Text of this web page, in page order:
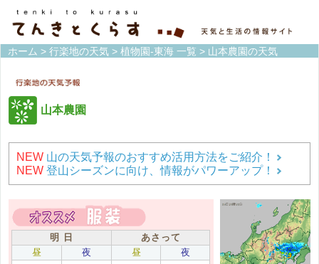
ホーム > 行楽地の天気 > 植物園-東海 一覧 > 山本農園の天気
山本農園
NEW 山の天気予報のおすすめ活用方法をご紹介！
NEW 登山シーズンに向け、情報がパワーアップ！
明 日
あさって
昼
夜 昼 夜